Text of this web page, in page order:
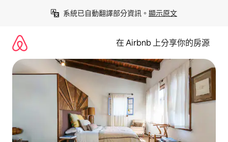
系統已自動翻譯部分資訊。 顯示原文
在 Airbnb 上分享你的房源